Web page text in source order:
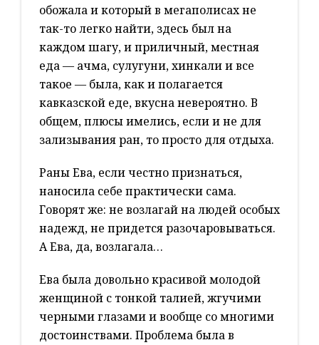
обожала и который в мегаполисах не
так-то легко найти, здесь был на
каждом шагу, и приличный, местная
еда — ачма, сулугуни, хинкали и все
такое — была, как и полагается
кавказской еде, вкусна невероятно. В
общем, плюсы имелись, если и не для
зализывания ран, то просто для отдыха.
Раны Ева, если честно признаться,
наносила себе практически сама.
Говорят же: не возлагай на людей особых
надежд, не придется разочаровываться.
А Ева, да, возлагала…
Ева была довольно красивой молодой
женщиной с тонкой талией, жгучими
черными глазами и вообще со многими
достоинствами. Проблема была в